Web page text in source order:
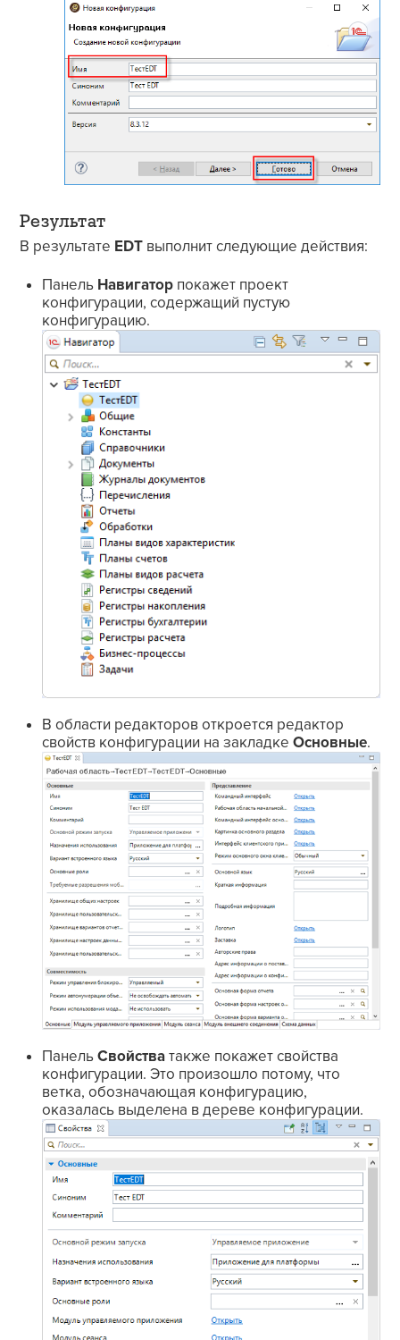
Результат
В результате EDT выполнит следующие действия:
Панель Навигатор покажет проект
конфигурации, содержащий пустую
конфигурацию.
В области редакторов откроется редактор
свойств конфигурации на закладкеОсновные.
ПанельСвойстватакже покажет свойства
конфигурации. Это произошло потому, что
ветка, обозначающая конфигурацию,
оказалась выделена в дереве конфигурации.